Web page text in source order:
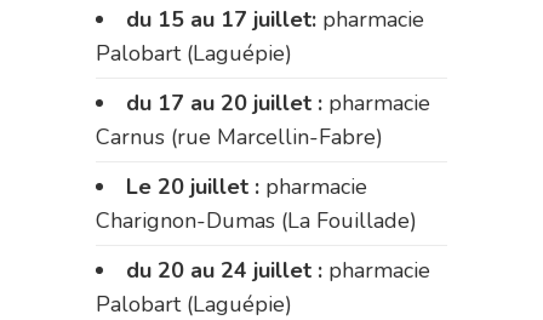
du 15 au 17 juillet: pharmacie
Palobart (Laguépie)
du 17 au 20 juillet : pharmacie
Carnus (rue Marcellin-Fabre)
Le 20 juillet : pharmacie
Charignon-Dumas (La Fouillade)
du 20 au 24 juillet : pharmacie
Palobart (Laguépie)